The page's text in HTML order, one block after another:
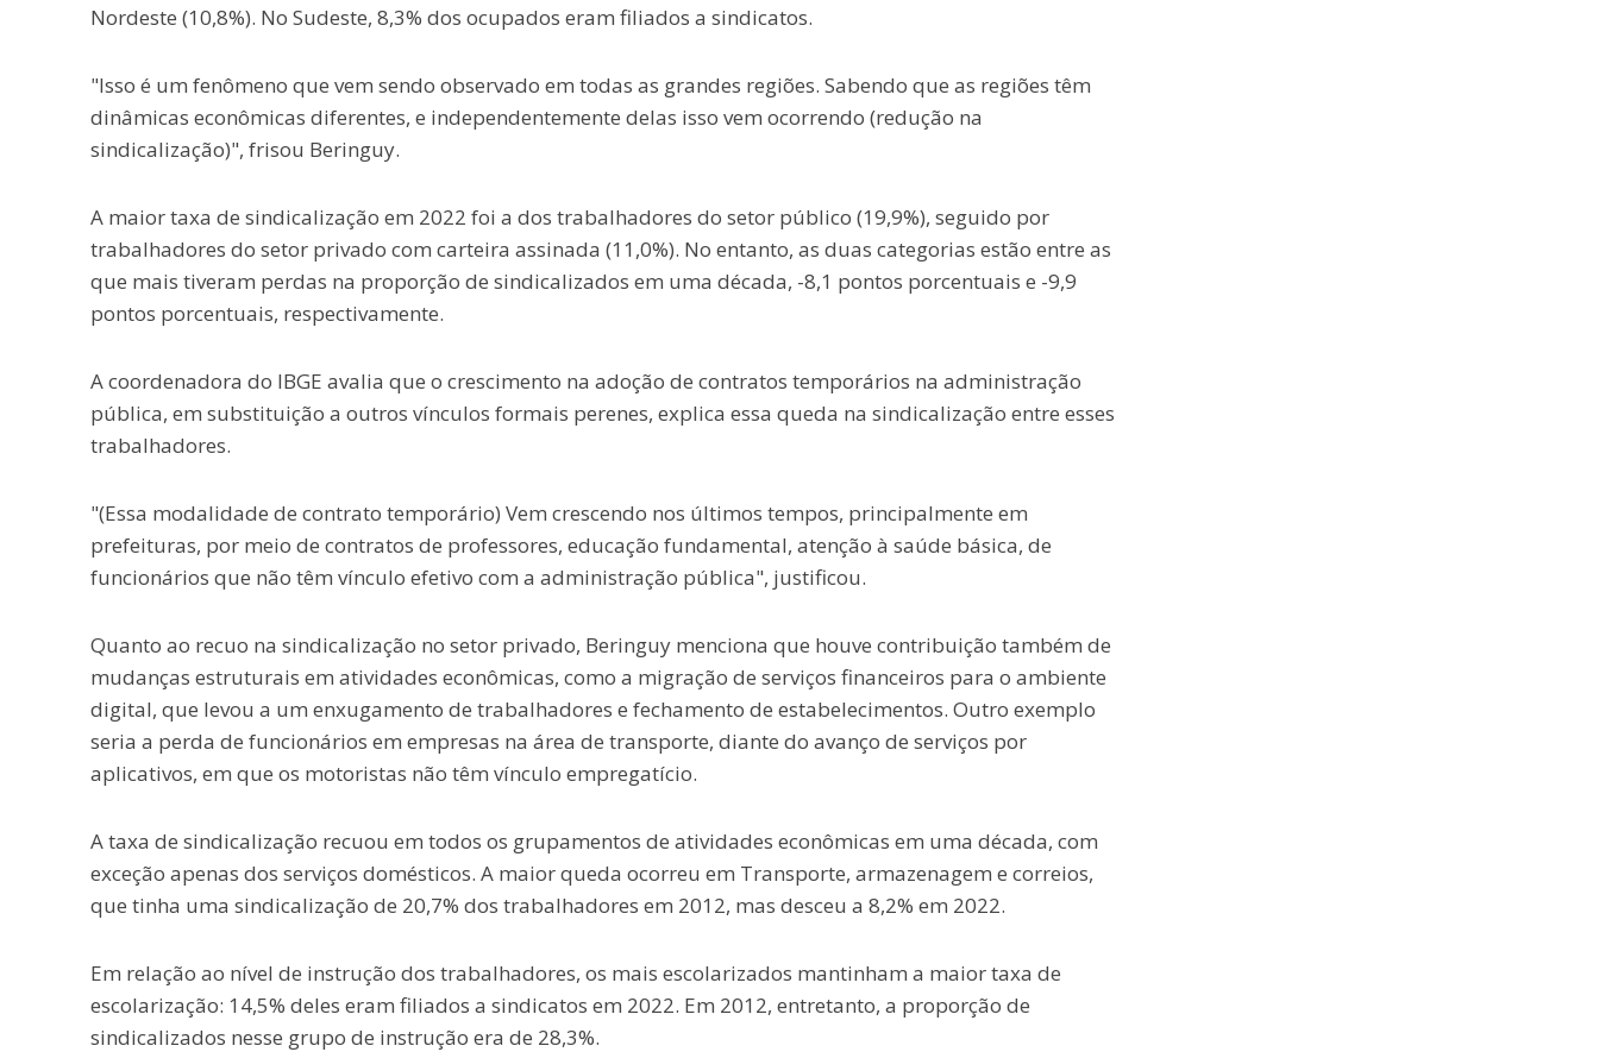
Nordeste (10,8%). No Sudeste, 8,3% dos ocupados eram filiados a sindicatos.
"Isso é um fenômeno que vem sendo observado em todas as grandes regiões. Sabendo que as regiões têm
dinâmicas econômicas diferentes, e independentemente delas isso vem ocorrendo (redução na
sindicalização)", frisou Beringuy.
A maior taxa de sindicalização em 2022 foi a dos trabalhadores do setor público (19,9%), seguido por
trabalhadores do setor privado com carteira assinada (11,0%). No entanto, as duas categorias estão entre as
que mais tiveram perdas na proporção de sindicalizados em uma década, -8,1 pontos porcentuais e -9,9
pontos porcentuais, respectivamente.
A coordenadora do IBGE avalia que o crescimento na adoção de contratos temporários na administração
pública, em substituição a outros vínculos formais perenes, explica essa queda na sindicalização entre esses
trabalhadores.
"(Essa modalidade de contrato temporário) Vem crescendo nos últimos tempos, principalmente em
prefeituras, por meio de contratos de professores, educação fundamental, atenção à saúde básica, de
funcionários que não têm vínculo efetivo com a administração pública", justificou.
Quanto ao recuo na sindicalização no setor privado, Beringuy menciona que houve contribuição também de
mudanças estruturais em atividades econômicas, como a migração de serviços financeiros para o ambiente
digital, que levou a um enxugamento de trabalhadores e fechamento de estabelecimentos. Outro exemplo
seria a perda de funcionários em empresas na área de transporte, diante do avanço de serviços por
aplicativos, em que os motoristas não têm vínculo empregatício.
A taxa de sindicalização recuou em todos os grupamentos de atividades econômicas em uma década, com
exceção apenas dos serviços domésticos. A maior queda ocorreu em Transporte, armazenagem e correios,
que tinha uma sindicalização de 20,7% dos trabalhadores em 2012, mas desceu a 8,2% em 2022.
Em relação ao nível de instrução dos trabalhadores, os mais escolarizados mantinham a maior taxa de
escolarização: 14,5% deles eram filiados a sindicatos em 2022. Em 2012, entretanto, a proporção de
sindicalizados nesse grupo de instrução era de 28,3%.